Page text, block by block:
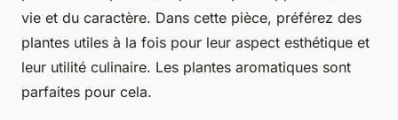
vie et du caractère. Dans cette pièce, préférez des
plantes utiles à la fois pour leur aspect esthétique et
leur utilité culinaire. Les plantes aromatiques sont
parfaites pour cela.